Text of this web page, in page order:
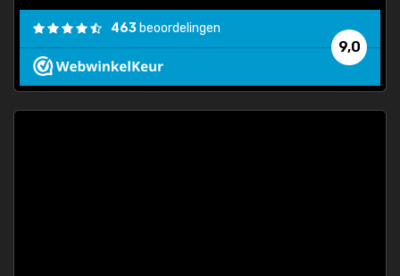
9,0
463 beoordelingen